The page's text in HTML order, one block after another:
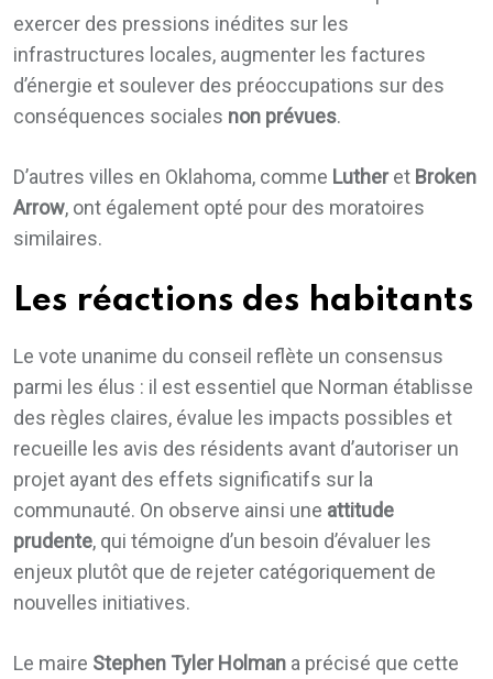
exercer des pressions inédites sur les
infrastructures locales, augmenter les factures
d’énergie et soulever des préoccupations sur des
conséquences sociales non prévues.
D’autres villes en Oklahoma, comme Lutheret Broken
Arrow, ont également opté pour des moratoires
similaires.
Les réactions des habitants
Le vote unanime du conseil reflète un consensus
parmi les élus : il est essentiel que Norman établisse
des règles claires, évalue les impacts possibles et
recueille les avis des résidents avant d’autoriser un
projet ayant des effets significatifs sur la
communauté. On observe ainsi une attitude
prudente, qui témoigne d’un besoin d’évaluer les
enjeux plutôt que de rejeter catégoriquement de
nouvelles initiatives.
Le maire Stephen Tyler Holman a précisé que cette